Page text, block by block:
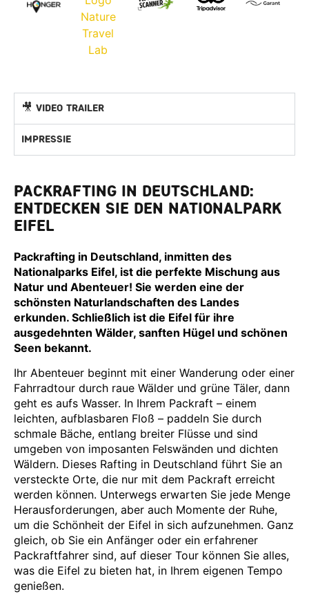
PACKRAFTING IN DEUTSCHLAND:
ENTDECKEN SIE DEN NATIONALPARK
EIFEL
Packrafting in Deutschland, inmitten des
Nationalparks Eifel, ist die perfekte Mischung aus
Natur und Abenteuer! Sie werden eine der
schönsten Naturlandschaften des Landes
erkunden. Schließlich ist die Eifel für ihre
ausgedehnten Wälder, sanften Hügel und schönen
Seen bekannt.
Ihr Abenteuer beginnt mit einer Wanderung oder einer
Fahrradtour durch raue Wälder und grüne Täler, dann
geht es aufs Wasser. In Ihrem Packraft – einem
leichten, aufblasbaren Floß – paddeln Sie durch
schmale Bäche, entlang breiter Flüsse und sind
umgeben von imposanten Felswänden und dichten
Wäldern. Dieses Rafting in Deutschland führt Sie an
versteckte Orte, die nur mit dem Packraft erreicht
werden können. Unterwegs erwarten Sie jede Menge
Herausforderungen, aber auch Momente der Ruhe,
um die Schönheit der Eifel in sich aufzunehmen. Ganz
gleich, ob Sie ein Anfänger oder ein erfahrener
Packraftfahrer sind, auf dieser Tour können Sie alles,
was die Eifel zu bieten hat, in Ihrem eigenen Tempo
genießen.
🎥 Video Trailer
Impressie